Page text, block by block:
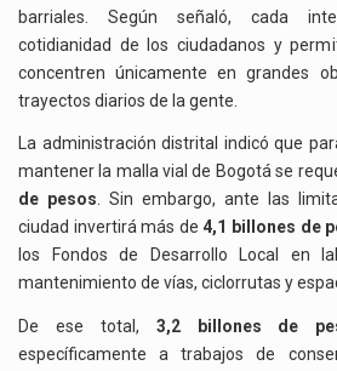
barriales. Según señaló, cada
cotidianidad de los ciudadanos y
concentren únicamente en grandes
trayectos diarios de la gente.
La administración distrital indicó que
mantener la malla vial de Bogotá se
de pesos. Sin embargo, ante las
ciudad invertirá más de4,1 billones de
los Fondos de Desarrollo Local en
mantenimiento de vías, ciclorrutas y
De ese total, 3,2 billones de
específicamente a trabajos de